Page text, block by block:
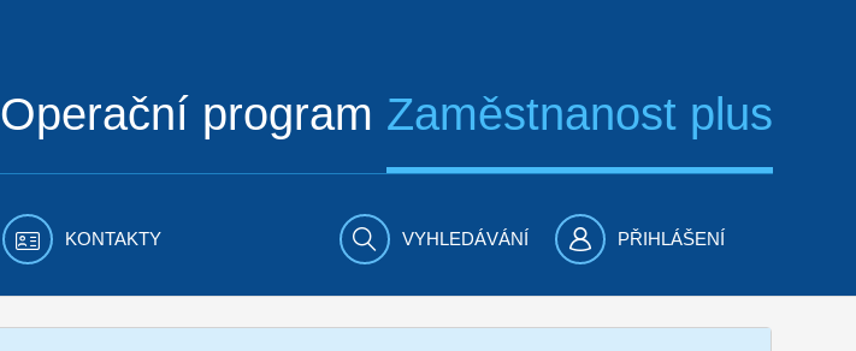
Operační program Zaměstnanost plus
KONTAKTY VYHLEDÁVÁNÍ PŘIHLÁŠENÍ